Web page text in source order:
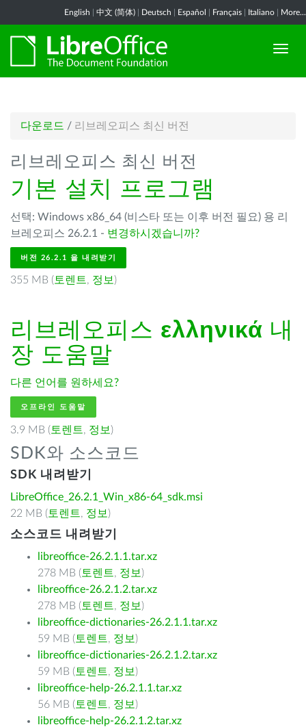
English 中文 (简体) Deutsch Español Français Italiano More...
다운로드 / 리브레오피스 최신 버전
리브레오피스 최신 버전
기본 설치 프로그램
선택: Windows x86_64 (비스타 또는 이후 버전 필요) 용 리
브레오피스 26.2.1 - 변경하시겠습니까?
버전 26.2.1 을 내려받기
355 MB ( 토렌트, 정보 )
리브레오피스 ελληνικά 내
장 도움말
다른 언어를 원하세요?
오프라인 도움말
3.9 MB ( 토렌트, 정보 )
SDK와 소스코드
SDK 내려받기
LibreOffice_26.2.1_Win_x86-64_sdk.msi
22 MB ( 토렌트, 정보 )
소스코드 내려받기
libreoffice-26.2.1.1.tar.xz
278 MB ( 토렌트, 정보 )
libreoffice-26.2.1.2.tar.xz
278 MB ( 토렌트, 정보 )
libreoffice-dictionaries-26.2.1.1.tar.xz
59 MB ( 토렌트, 정보 )
libreoffice-dictionaries-26.2.1.2.tar.xz
59 MB ( 토렌트, 정보 )
libreoffice-help-26.2.1.1.tar.xz
56 MB ( 토렌트, 정보 )
libreoffice-help-26.2.1.2.tar.xz